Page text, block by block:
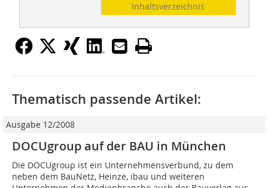
Inhaltsverzeichnis
Thematisch passende Artikel:
Ausgabe 12/2008
DOCUgroup auf der BAU in München
Die DOCUgroup ist ein Unternehmensverbund, zu dem
neben dem BauNetz, Heinze, ibau und weiteren